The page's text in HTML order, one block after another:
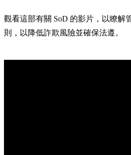
觀看這部有關 SoD 的影片，以瞭解
則，以降低詐欺風險並確保法遵。